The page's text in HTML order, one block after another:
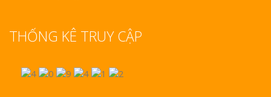
THỐNG KÊ TRUY CẬP